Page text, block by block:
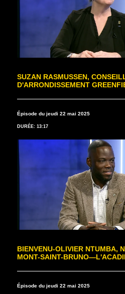
SUZAN RASMUSSEN,
D'ARRONDISSEMENT
Épisode du jeudi 22 mai 2025
DURÉE: 13:17
BIENVENU-OLIVIER NTUMBA,
MONT-SAINT-
Épisode du jeudi 22 mai 2025